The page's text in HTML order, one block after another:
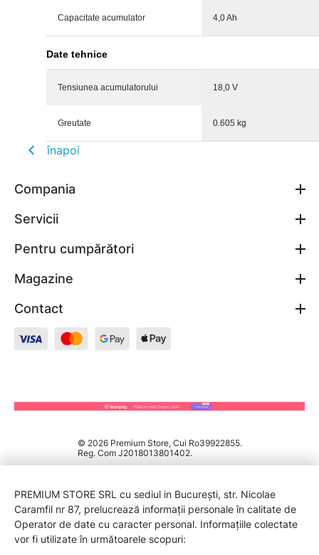
Capacitate acumulator 4,0 Ah
Date tehnice
Tensiunea acumulatorului 18,0 V
Greutate 0.605 kg
înapoi
Compania
Servicii
Pentru cumpărători
Magazine
Contact
© 2026 Premium Store, Cui Ro39922855.
Reg. Com J2018013801402.
PREMIUM STORE SRL cu sediul in București, str. Nicolae
Caramfil nr 87, prelucrează informații personale în calitate de
Operator de date cu caracter personal. Informațiile colectate
vor fi utilizate în următoarele scopuri: